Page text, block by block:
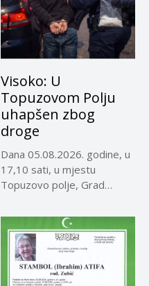
Visoko: U
Topuzovom Polju
uhapšen zbog
droge
Dana 05.08.2026. godine, u
17,10 sati, u mjestu
Topuzovo polje, Grad